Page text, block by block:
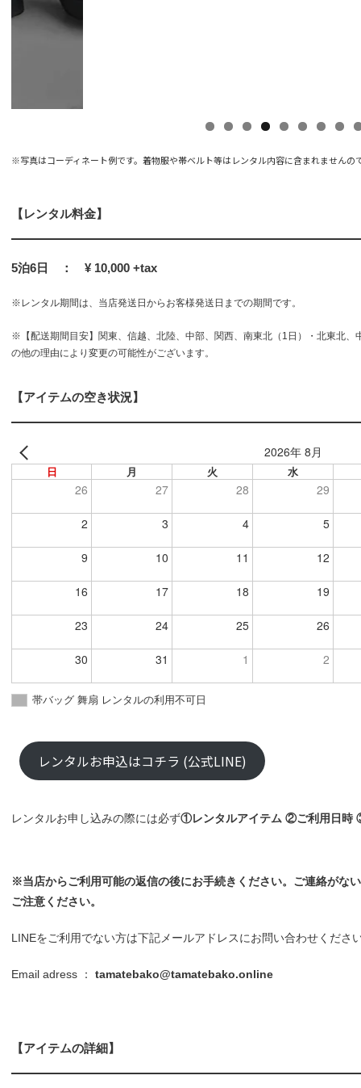
※写真はコーディネート例です。着物服や帯ベルト等はレンタル内容に含まれませんの
【レンタル料金】
5泊6日 ： ¥ 10,000 +tax
※レンタル期間は、当店発送日からお客様発送日までの期間です。
※【配送期間目安】関東、信越、北陸、中部、関西、南東北（1日）・北東北、
の他の理由により変更の可能性がございます。
【アイテムの空き状況】
2026年 8月
日 月 火 水
26 27 28 29
2 3 4 5
9 10 11 12
16 17 18 19
23 24 25 26
30 31 1 2
帯バッグ 舞扇 レンタルの利用不可日
レンタルお申込はコチラ (公式LINE)
レンタルお申し込みの際には必ず①レンタルアイテム ②ご利用日時
※当店からご利用可能の返信の後にお手続きください。ご連絡がな
ご注意ください。
LINEをご利用でない方は下記メールアドレスにお問い合わせくださ
Email adress ： tamatebako@tamatebako.online
【アイテムの詳細】